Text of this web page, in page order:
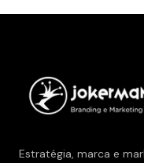
Estratégia, marca e